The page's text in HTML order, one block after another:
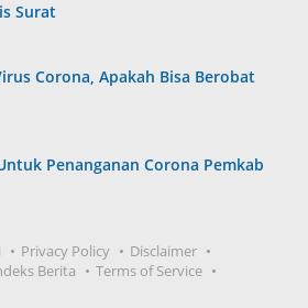
Surat
Corona, Apakah Bisa Berobat
Penanganan Corona Pemkab
Privacy Policy
Disclaimer
Berita
Terms of Service